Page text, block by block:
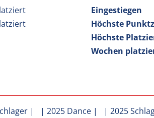
Eingestiegen
Höchste
Höchste
Wochen
| | 2025 Dance | | 2025